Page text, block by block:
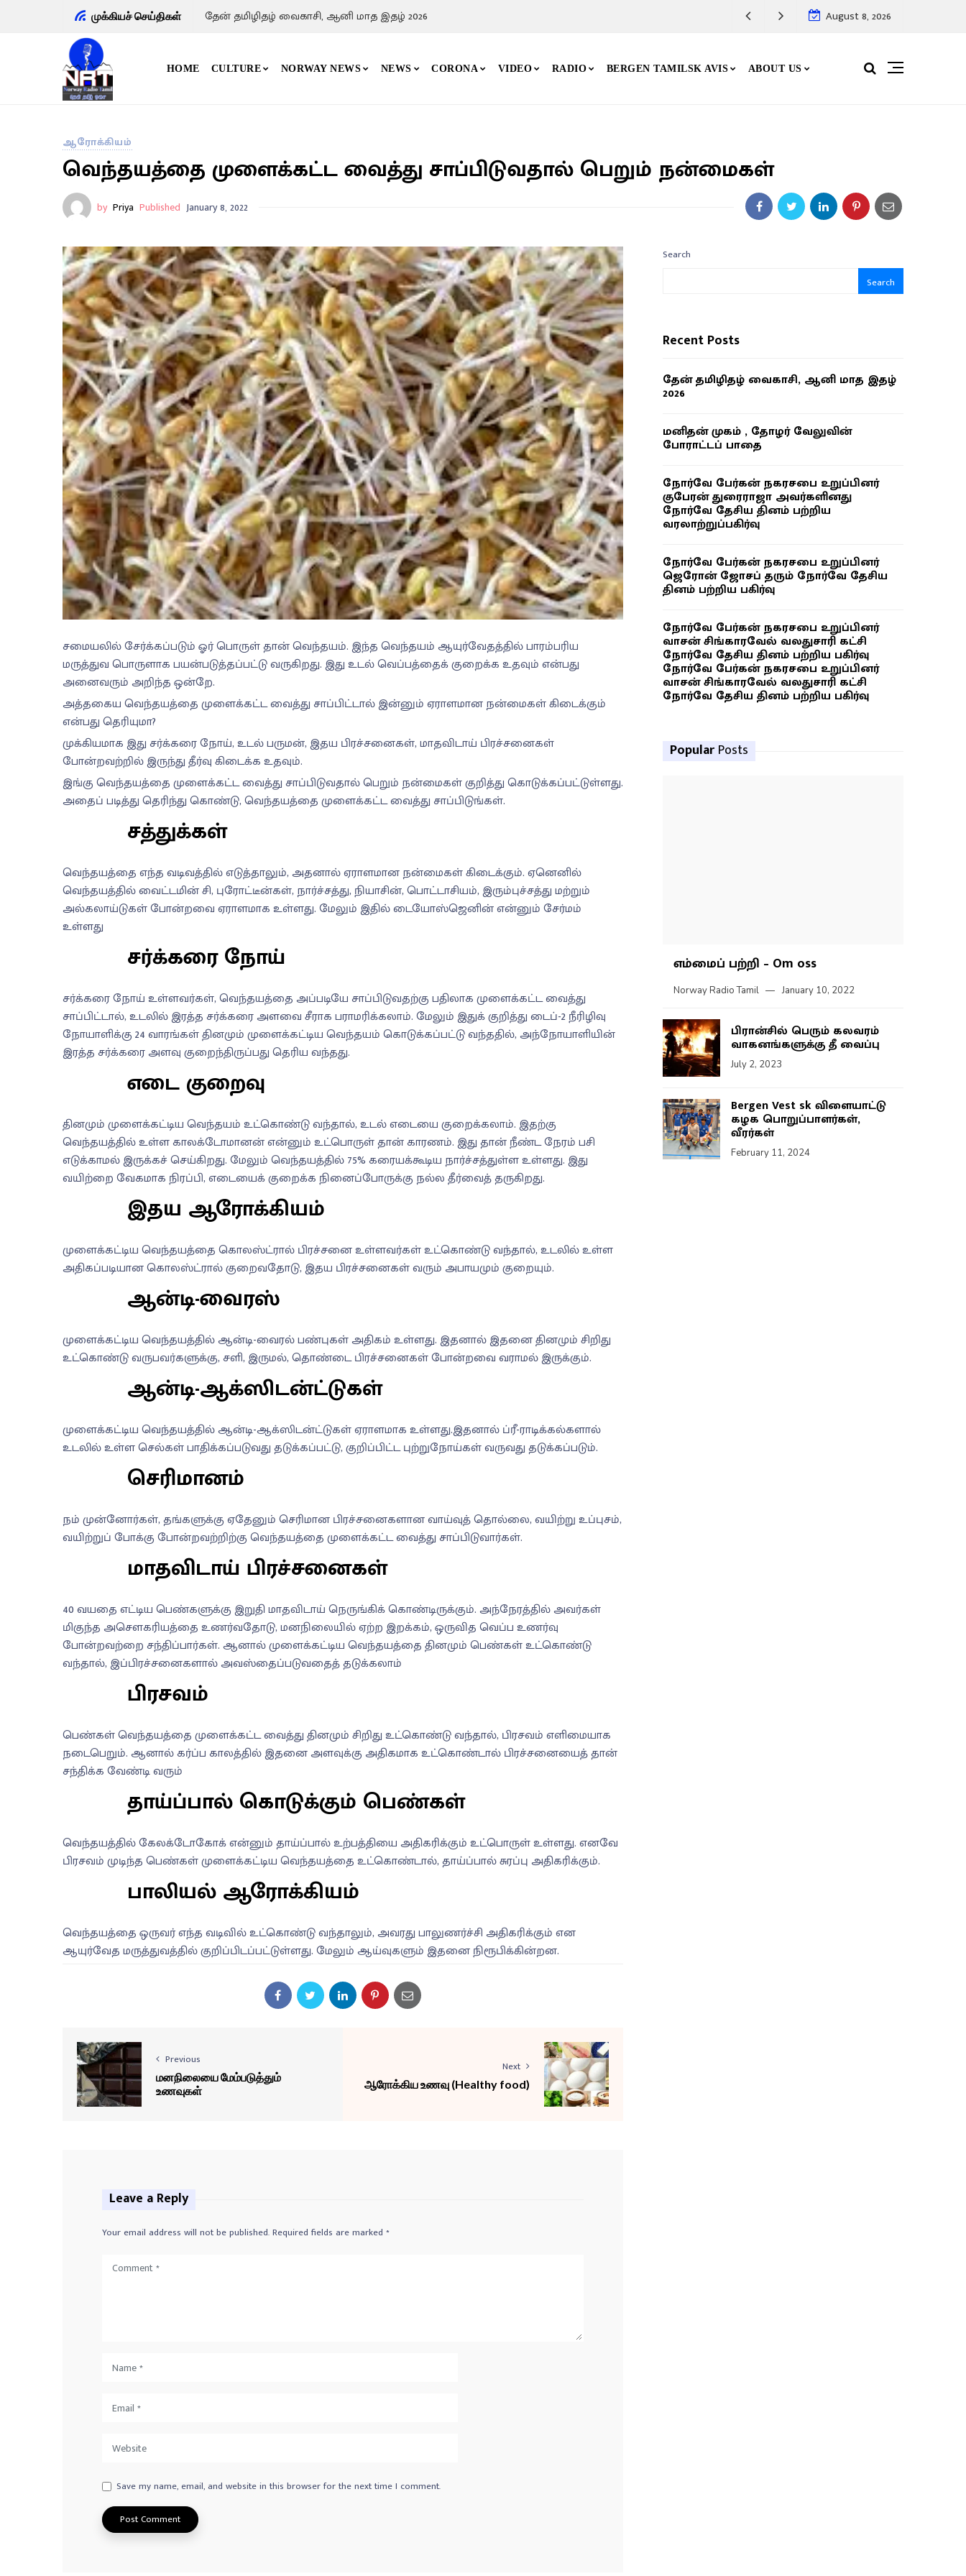
முக்கியச் செய்திகள் மனிதன் முகம் , தோழர் வேலுவின் போராட்டப் பாதை August 8, 2026
HOME CULTURE NORWAY NEWS NEWS CORONA VIDEO RADIO BERGEN TAMILSK AVIS ABOUT US
ஆரோக்கியம்
வெந்தயத்தை முளைக்கட்ட வைத்து சாப்பிடுவதால் பெறும் நன்மைகள்
by Priya Published January 8, 2022
சமையலில் சேர்க்கப்படும் ஓர் பொருள் தான் வெந்தயம். இந்த வெந்தயம் ஆயுர்வேதத்தில் பாரம்பரிய
மருத்துவ பொருளாக பயன்படுத்தப்பட்டு வருகிறது. இது உடல் வெப்பத்தைக் குறைக்க உதவும் என்பது
அனைவரும் அறிந்த ஒன்றே.
அத்தகைய வெந்தயத்தை முளைக்கட்ட வைத்து சாப்பிட்டால் இன்னும் ஏராளமான நன்மைகள் கிடைக்கும்
என்பது தெரியுமா?
முக்கியமாக இது சர்க்கரை நோய், உடல் பருமன், இதய பிரச்சனைகள், மாதவிடாய் பிரச்சனைகள்
போன்றவற்றில் இருந்து தீர்வு கிடைக்க உதவும்.
இங்கு வெந்தயத்தை முளைக்கட்ட வைத்து சாப்பிடுவதால் பெறும் நன்மைகள் குறித்து கொடுக்கப்பட்டுள்ளது.
அதைப் படித்து தெரிந்து கொண்டு, வெந்தயத்தை முளைக்கட்ட வைத்து சாப்பிடுங்கள்.
சத்துக்கள்
வெந்தயத்தை எந்த வடிவத்தில் எடுத்தாலும், அதனால் ஏராளமான நன்மைகள் கிடைக்கும். ஏனெனில்
வெந்தயத்தில் வைட்டமின் சி, புரோட்டீன்கள், நார்ச்சத்து, நியாசின், பொட்டாசியம், இரும்புச்சத்து மற்றும்
அல்கலாய்டுகள் போன்றவை ஏராளமாக உள்ளது. மேலும் இதில் டையோஸ்ஜெனின் என்னும் சேர்மம்
உள்ளது
சர்க்கரை நோய்
சர்க்கரை நோய் உள்ளவர்கள், வெந்தயத்தை அப்படியே சாப்பிடுவதற்கு பதிலாக முளைக்கட்ட வைத்து
சாப்பிட்டால், உடலில் இரத்த சர்க்கரை அளவை சீராக பராமரிக்கலாம். மேலும் இதுக் குறித்து டைப்-2 நீரிழிவு
நோயாளிக்கு 24 வாரங்கள் தினமும் முளைக்கட்டிய வெந்தயம் கொடுக்கப்பட்டு வந்ததில், அந்நோயாளியின்
இரத்த சர்க்கரை அளவு குறைந்திருப்பது தெரிய வந்தது.
எடை குறைவு
தினமும் முளைக்கட்டிய வெந்தயம் உட்கொண்டு வந்தால், உடல் எடையை குறைக்கலாம். இதற்கு
வெந்தயத்தில் உள்ள காலக்டோமானன் என்னும் உட்பொருள் தான் காரணம். இது தான் நீண்ட நேரம் பசி
எடுக்காமல் இருக்கச் செய்கிறது. மேலும் வெந்தயத்தில் 75% கரையக்கூடிய நார்ச்சத்துள்ள உள்ளது. இது
வயிற்றை வேகமாக நிரப்பி, எடையைக் குறைக்க நினைப்போருக்கு நல்ல தீர்வைத் தருகிறது.
இதய ஆரோக்கியம்
முளைக்கட்டிய வெந்தயத்தை கொலஸ்ட்ரால் பிரச்சனை உள்ளவர்கள் உட்கொண்டு வந்தால், உடலில் உள்ள
அதிகப்படியான கொலஸ்ட்ரால் குறைவதோடு, இதய பிரச்சனைகள் வரும் அபாயமும் குறையும்.
ஆன்டி-வைரஸ்
முளைக்கட்டிய வெந்தயத்தில் ஆன்டி-வைரல் பண்புகள் அதிகம் உள்ளது. இதனால் இதனை தினமும் சிறிது
உட்கொண்டு வருபவர்களுக்கு, சளி, இருமல், தொண்டை பிரச்சனைகள் போன்றவை வராமல் இருக்கும்.
ஆன்டி-ஆக்ஸிடன்ட்டுகள்
முளைக்கட்டிய வெந்தயத்தில் ஆன்டி-ஆக்ஸிடன்ட்டுகள் ஏராளமாக உள்ளது.இதனால் ப்ரீ-ராடிக்கல்களால்
உடலில் உள்ள செல்கள் பாதிக்கப்படுவது தடுக்கப்பட்டு, குறிப்பிட்ட புற்றுநோய்கள் வருவது தடுக்கப்படும்.
செரிமானம்
நம் முன்னோர்கள், தங்களுக்கு ஏதேனும் செரிமான பிரச்சனைகளான வாய்வுத் தொல்லை, வயிற்று உப்புசம்,
வயிற்றுப் போக்கு போன்றவற்றிற்கு வெந்தயத்தை முளைக்கட்ட வைத்து சாப்பிடுவார்கள்.
மாதவிடாய் பிரச்சனைகள்
40 வயதை எட்டிய பெண்களுக்கு இறுதி மாதவிடாய் நெருங்கிக் கொண்டிருக்கும். அந்நேரத்தில் அவர்கள்
மிகுந்த அசௌகரியத்தை உணர்வதோடு, மனநிலையில் ஏற்ற இறக்கம், ஒருவித வெப்ப உணர்வு
போன்றவற்றை சந்திப்பார்கள். ஆனால் முளைக்கட்டிய வெந்தயத்தை தினமும் பெண்கள் உட்கொண்டு
வந்தால், இப்பிரச்சனைகளால் அவஸ்தைப்படுவதைத் தடுக்கலாம்
பிரசவம்
பெண்கள் வெந்தயத்தை முளைக்கட்ட வைத்து தினமும் சிறிது உட்கொண்டு வந்தால், பிரசவம் எளிமையாக
நடைபெறும். ஆனால் கர்ப்ப காலத்தில் இதனை அளவுக்கு அதிகமாக உட்கொண்டால் பிரச்சனையைத் தான்
சந்திக்க வேண்டி வரும்
தாய்ப்பால் கொடுக்கும் பெண்கள்
வெந்தயத்தில் கேலக்டோகோக் என்னும் தாய்ப்பால் உற்பத்தியை அதிகரிக்கும் உட்பொருள் உள்ளது. எனவே
பிரசவம் முடிந்த பெண்கள் முளைக்கட்டிய வெந்தயத்தை உட்கொண்டால், தாய்ப்பால் சுரப்பு அதிகரிக்கும்.
பாலியல் ஆரோக்கியம்
வெந்தயத்தை ஒருவர் எந்த வடிவில் உட்கொண்டு வந்தாலும், அவரது பாலுணர்ச்சி அதிகரிக்கும் என
ஆயுர்வேத மருத்துவத்தில் குறிப்பிடப்பட்டுள்ளது. மேலும் ஆய்வுகளும் இதனை நிரூபிக்கின்றன.
Previous
மனநிலையை மேம்படுத்தும்
உணவுகள்
Next
ஆரோக்கிய உணவு (Healthy food)
Leave a Reply
Your email address will not be published.Required fields are marked *
Save my name, email, and website in this browser for the next time I comment.
Search
Search
Recent Posts
தேன் தமிழிதழ் வைகாசி, ஆனி மாத இதழ்
2026
மனிதன் முகம் , தோழர் வேலுவின்
போராட்டப் பாதை
நோர்வே பேர்கன் நகரசபை உறுப்பினர்
குபேரன் துரைராஜா அவர்களினது
நோர்வே தேசிய தினம் பற்றிய
வரலாற்றுப்பகிர்வு
நோர்வே பேர்கன் நகரசபை உறுப்பினர்
ஜெரோன் ஜோசப் தரும் நோர்வே தேசிய
தினம் பற்றிய பகிர்வு
நோர்வே பேர்கன் நகரசபை உறுப்பினர்
வாசன் சிங்காரவேல் வலதுசாரி கட்சி
நோர்வே தேசிய தினம் பற்றிய பகிர்வு
நோர்வே பேர்கன் நகரசபை உறுப்பினர்
வாசன் சிங்காரவேல் வலதுசாரி கட்சி
நோர்வே தேசிய தினம் பற்றிய பகிர்வு
Popular Posts
எம்மைப் பற்றி – Om oss
Norway Radio Tamil January 10, 2022
பிரான்சில் பெரும் கலவரம்
வாகனங்களுக்கு தீ வைப்பு
July 2, 2023
Bergen Vest sk விளையாட்டு
கழக பொறுப்பாளர்கள்,
வீரர்கள்
February 11, 2024